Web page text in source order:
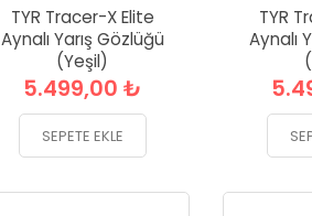
TYR Tracer-X Elite
Aynalı Yarış Gözlüğü
(Yeşil)
5.499,00 ₺
SEPETE EKLE
TYR
Aynalı